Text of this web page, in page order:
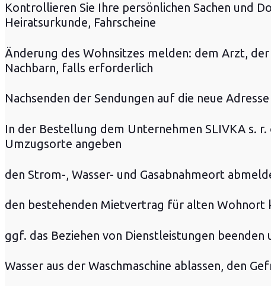
Kontrollieren Sie Ihre persönlichen Sachen und
Heiratsurkunde, Fahrscheine
Änderung des Wohnsitzes melden: dem Arzt,
Nachbarn, falls erforderlich
Nachsenden der Sendungen auf die neue
In der Bestellung dem Unternehmen SLIVKA s.
Umzugsorte angeben
den Strom-, Wasser- und Gasabnahmeort
den bestehenden Mietvertrag für alten
ggf. das Beziehen von Dienstleistungen beenden
Wasser aus der Waschmaschine ablassen, den